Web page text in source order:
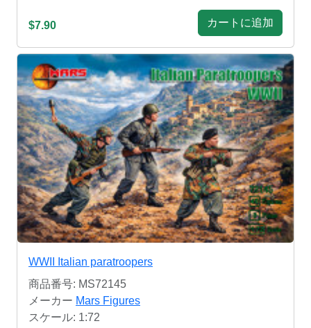
$7.90 カートに追加
WWII Italian paratroopers
商品番号: MS72145
メーカー Mars Figures
スケール: 1:72